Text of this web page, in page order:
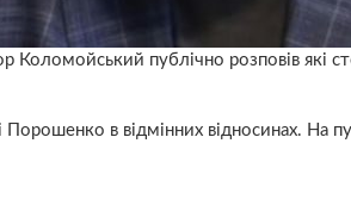
Коломойський публічно розповів які
в відмінних відносинах. На